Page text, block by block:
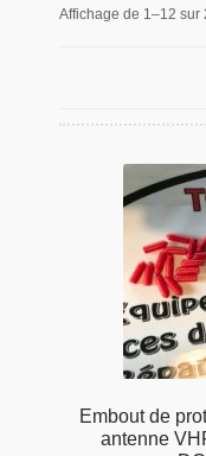
Affichage de 1–12 sur
Embout de
antenne